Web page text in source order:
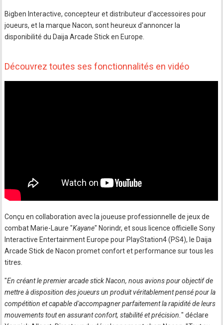
Bigben Interactive, concepteur et distributeur d'accessoires pour
joueurs, et la marque Nacon, sont heureux d'annoncer la
disponibilité du Daija Arcade Stick en Europe.
Découvrez toutes ses fonctionnalités en vidéo
Conçu en collaboration avec la joueuse professionnelle de jeux de
combat Marie-Laure "Kayane" Norindr, et sous licence officielle Sony
Interactive Entertainment Europe pour PlayStation4 (PS4), le Daija
Arcade Stick de Nacon promet confort et performance sur tous les
titres.
"En créant le premier arcade stick Nacon, nous avions pour objectif de
mettre à disposition des joueurs un produit véritablement pensé pour la
compétition et capable d'accompagner parfaitement la rapidité de leurs
mouvements tout en assurant confort, stabilité et précision." déclare